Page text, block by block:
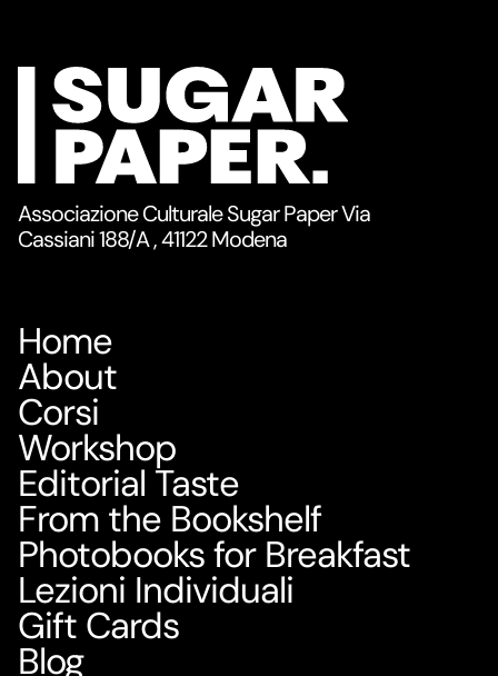
Associazione Culturale Sugar Paper Via
Cassiani 188/A , 41122 Modena
Home
About
Corsi
Workshop
Editorial Taste
From the Bookshelf
Photobooks for Breakfast
Lezioni Individuali
Gift Cards
Blog